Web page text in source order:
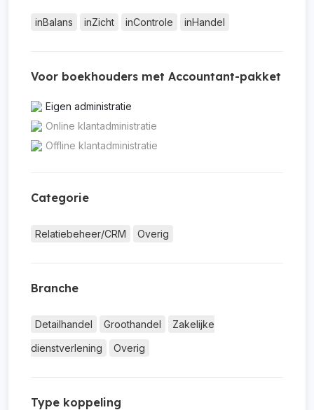
inBalans inZicht inControle inHandel
Voor boekhouders met Accountant-pakket
Eigen administratie
Online klantadministratie
Offline klantadministratie
Categorie
Relatiebeheer/CRM Overig
Branche
Detailhandel Groothandel
Zakelijke
dienstverlening
Overig
Type koppeling